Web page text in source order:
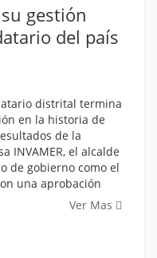
gestión
del país
distrital termina
en la historia de
de la
INVAMER, el alcalde
de gobierno como el
una aprobación
Ver Mas